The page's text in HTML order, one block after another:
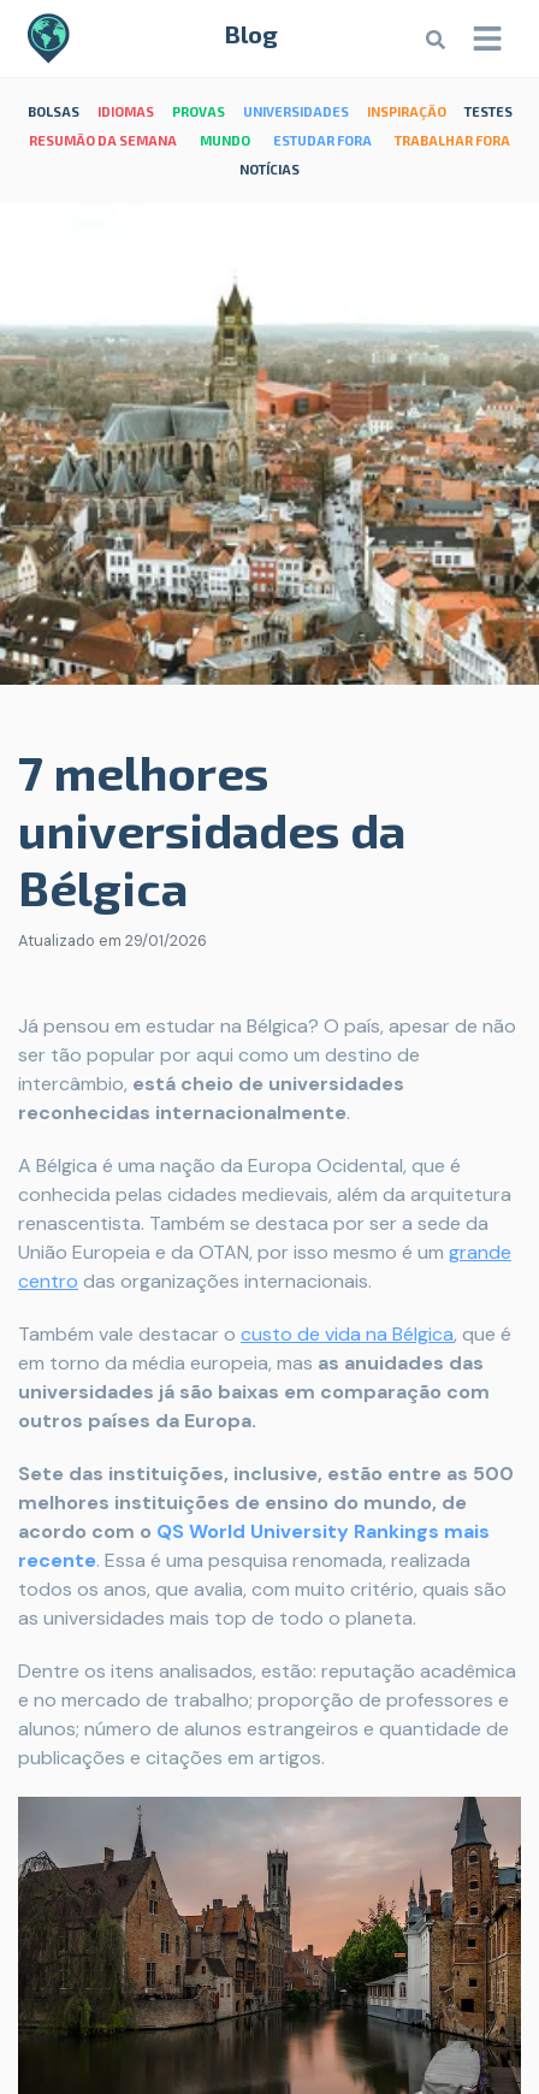
Blog
BOLSAS IDIOMAS PROVAS UNIVERSIDADES INSPIRAÇÃO
TESTES
RESUMÃO DA SEMANA
MUNDO ESTUDAR FORA
TRABALHAR FORA
NOTÍCIAS
7 melhores
universidades da
Bélgica
Atualizado em 29/01/2026
Já pensou em estudar na Bélgica? O país, apesar de não
ser tão popular por aqui como um destino de
intercâmbio, está cheio de universidades
reconhecidas internacionalmente.
A Bélgica é uma nação da Europa Ocidental, que é
conhecida pelas cidades medievais, além da arquitetura
renascentista. Também se destaca por ser a sede da
União Europeia e da OTAN, por isso mesmo é um grande
centro das organizações internacionais.
Também vale destacar o custo de vida na Bélgica, que é
em torno da média europeia, mas as anuidades das
universidades já são baixas em comparação com
outros países da Europa.
Sete das instituições, inclusive, estão entre as 500
melhores instituições de ensino do mundo, de
acordo com o QS World University Rankings mais
recente. Essa é uma pesquisa renomada, realizada
todos os anos, que avalia, com muito critério, quais são
as universidades mais top de todo o planeta.
Dentre os itens analisados, estão: reputação acadêmica
e no mercado de trabalho; proporção de professores e
alunos; número de alunos estrangeiros e quantidade de
publicações e citações em artigos.